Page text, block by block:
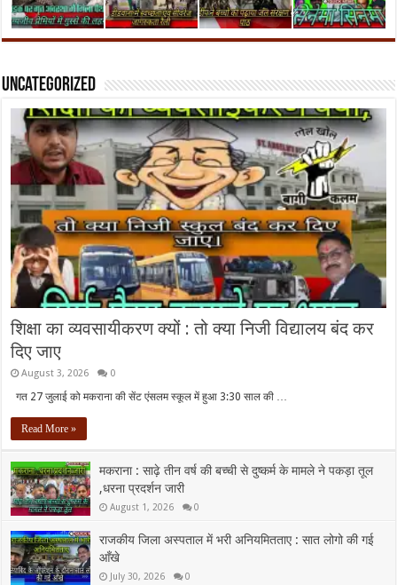
Uncategorized
शिक्षा का व्यवसायीकरण क्यों : तो क्या निजी विद्यालय बंद कर
दिए जाए
August 3, 2026 0
गत 27 जुलाई को मकराना की सेंट एंसलम स्कूल में हुआ 3:30 साल की …
Read More »
मकराना : साढ़े तीन वर्ष की बच्ची से दुष्कर्म के मामले ने पकड़ा तूल
,धरना प्रदर्शन जारी
August 1, 2026 0
राजकीय जिला अस्पताल में भरी अनियमितताए : सात लोगो की गई
आँखे
July 30, 2026 0